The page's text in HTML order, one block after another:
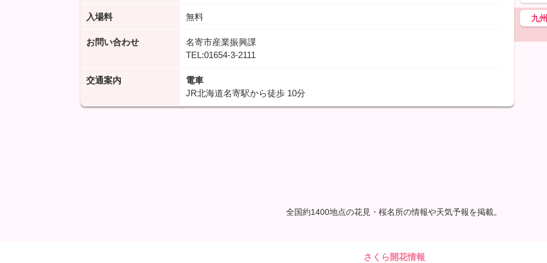
入場料 無料
お問い合わせ
名寄市産業振興課
TEL:01654-3-2111
交通案内
電車
JR北海道名寄駅から徒歩 10分
九州
全国約1400地点の花見・桜名所の情報や天気予報を掲載。
さくら開花情報